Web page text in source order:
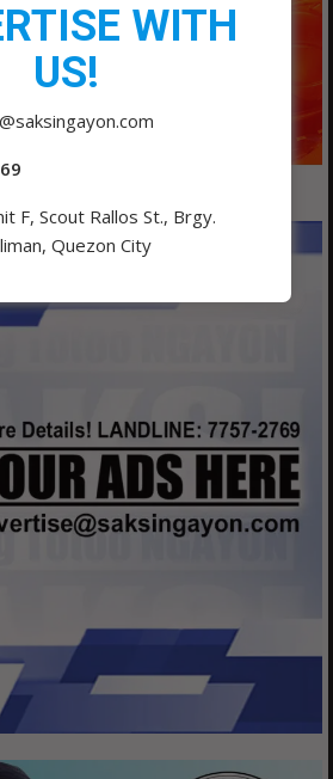
WITH
US!
F, Scout Rallos St., Brgy.
Quezon City